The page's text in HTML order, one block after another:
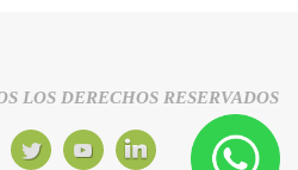
LOS DERECHOS RESERVADOS